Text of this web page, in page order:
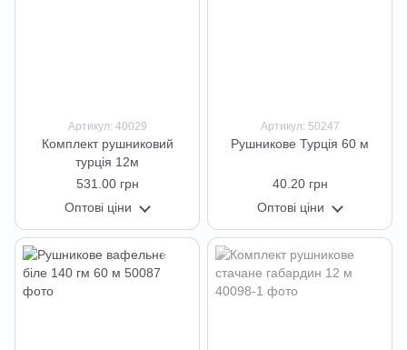
Артикул: 40029
Комплект рушниковий
турція 12м
531.00 грн
Оптові ціни
Артикул: 50247
Рушникове Турція 60 м
40.20 грн
Оптові ціни